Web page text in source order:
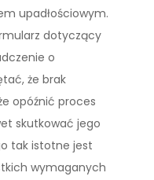
upadłościowym.
dotyczący
o
że brak
opóźnić proces
skutkować jego
tak istotne jest
wymaganych